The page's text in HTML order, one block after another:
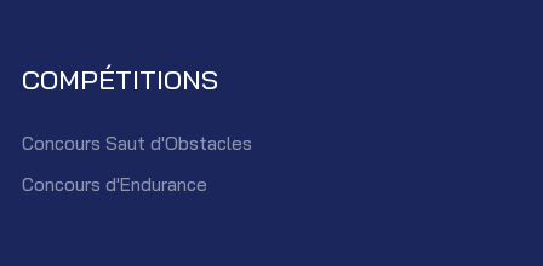
COMPÉTITIONS
Concours Saut d'Obstacles
Concours d'Endurance